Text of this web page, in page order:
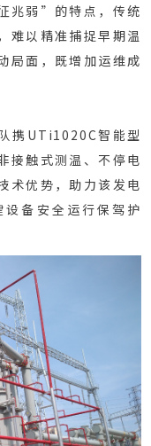
兆弱”的特点，传统
难以精准捕捉早期温
面，既增加运维成
携UTi1020C智能型
接触式测温、不停电
术优势，助力该发电
备安全运行保驾护